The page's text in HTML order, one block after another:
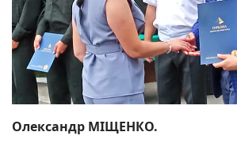
Олександр МІЩЕНКО.